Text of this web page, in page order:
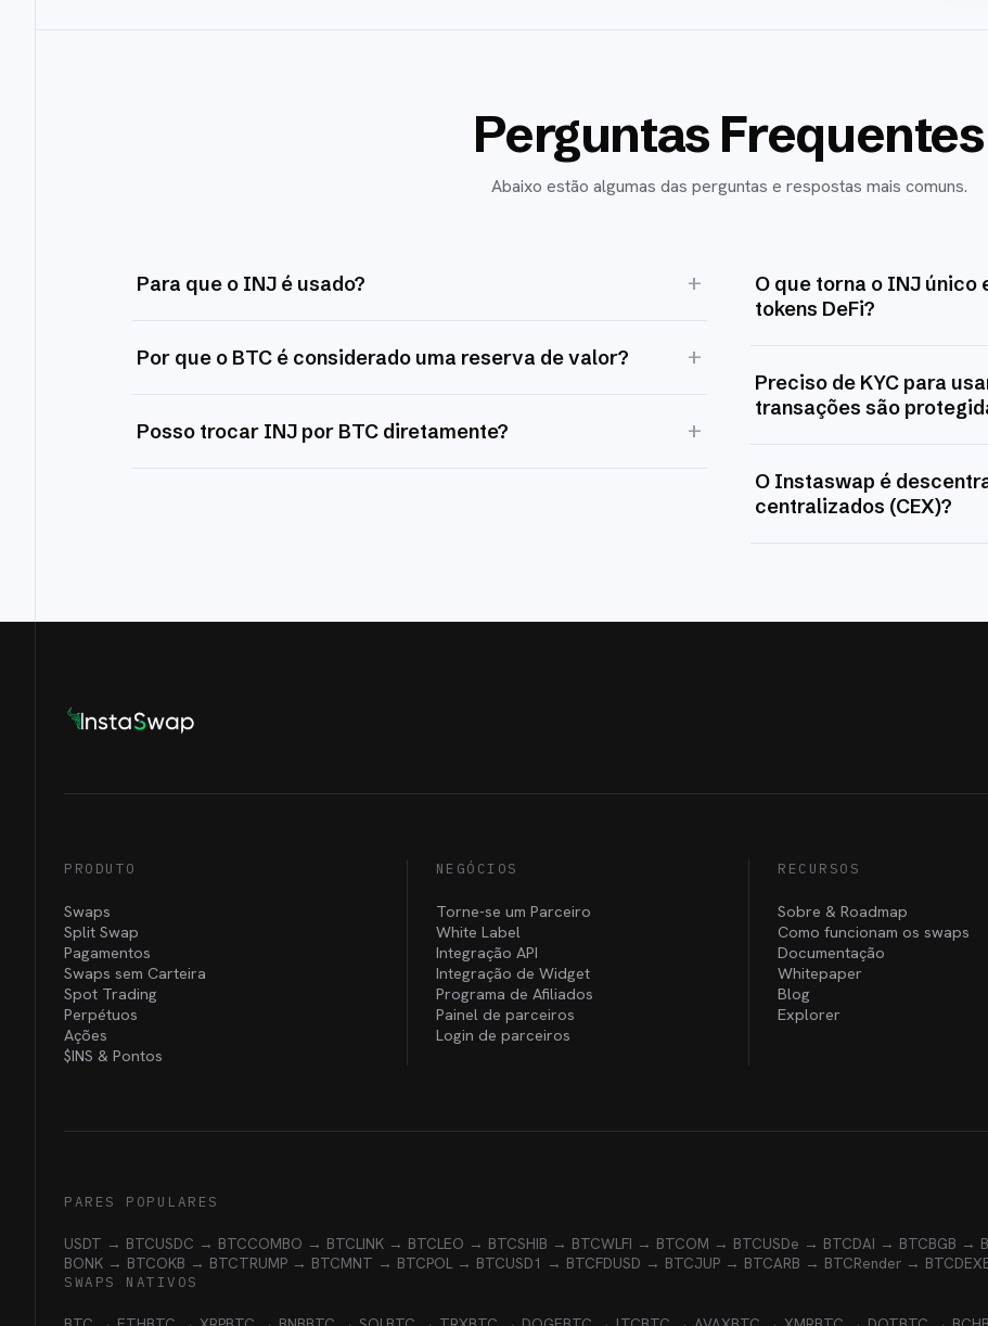
Perguntas Frequentes
Abaixo estão algumas das perguntas e respostas mais comuns.
Para que o INJ é usado? +
Por que o BTC é considerado uma reserva de valor? +
Posso trocar INJ por BTC diretamente? +
O que torna o INJ único
tokens DeFi?
Preciso de KYC para
transações são
O Instaswap é
centralizados (CEX)?
PRODUTO
Swaps
Split Swap
Pagamentos
Swaps sem Carteira
Spot Trading
Perpétuos
Ações
$INS & Pontos
NEGÓCIOS
Torne-se um Parceiro
White Label
Integração API
Integração de Widget
Programa de Afiliados
Painel de parceiros
Login de parceiros
RECURSOS
Sobre & Roadmap
Como funcionam os swaps
Documentação
Whitepaper
Blog
Explorer
PARES POPULARES
USDT → BTCUSDC → BTCCOMBO → BTCLINK → BTCLEO → BTCSHIB → BTCWLFI → BTCOM → BTCUSDe → BTCDAI → BTCBGB →
BONK → BTCOKB → BTCTRUMP → BTCMNT → BTCPOL → BTCUSD1 → BTCFDUSD → BTCJUP → BTCARB → BTCRender → BTC
SWAPS NATIVOS